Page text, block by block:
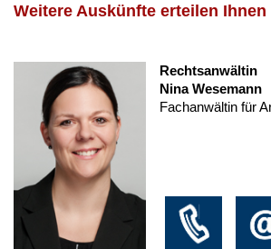
Weitere Auskünfte erteilen Ihnen
Rechtsanwältin
Nina Wesemann
Fachanwältin für